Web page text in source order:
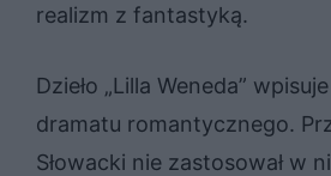
realizm z fantastyką.
Dzieło „Lilla Weneda”
dramatu romantycznego.
Słowacki nie zastosował w